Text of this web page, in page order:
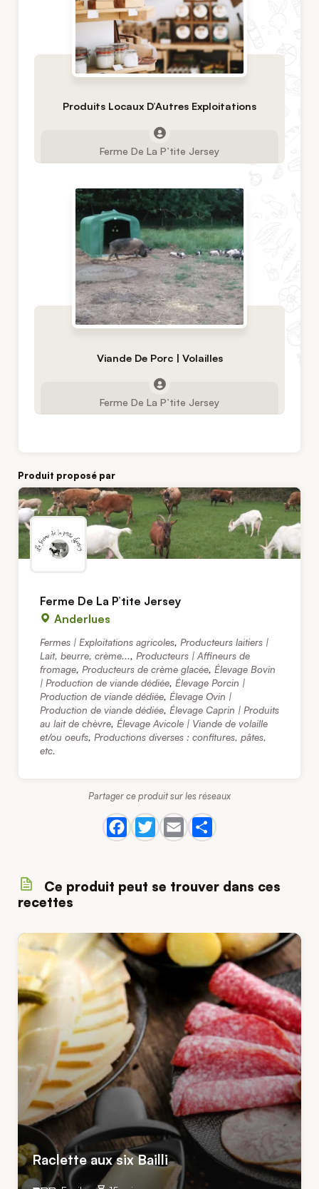
Produits Locaux D’Autres Exploitations
Ferme De La P’tite Jersey
Viande De Porc | Volailles
Ferme De La P’tite Jersey
Produit proposé par
Ferme De La P’tite Jersey
Anderlues
Fermes | Exploitations agricoles, Producteurs laitiers |
Lait, beurre, crème..., Producteurs | Affineurs de
fromage, Producteurs de crème glacée, Élevage Bovin
| Production de viande dédiée, Élevage Porcin |
Production de viande dédiée, Élevage Ovin |
Production de viande dédiée, Élevage Caprin | Produits
au lait de chèvre, Élevage Avicole | Viande de volaille
et/ou oeufs, Productions diverses : confitures, pâtes,
etc.
Partager ce produit sur les réseaux
Ce produit peut se trouver dans ces
recettes
Raclette aux six Bailli